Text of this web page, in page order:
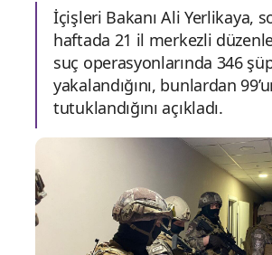
İçişleri Bakanı Ali Yerlikaya,
haftada 21 il merkezli
suç operasyonlarında 346
yakalandığını, bunlardan
tutuklandığını açıkladı.